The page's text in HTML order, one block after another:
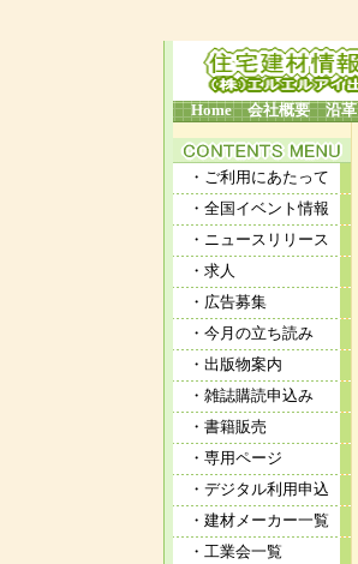
Home 会社概要 沿革
・ご利用にあたって
・全国イベント情報
・ニュースリリース
・求人
・広告募集
・今月の立ち読み
・出版物案内
・雑誌購読申込み
・書籍販売
・専用ページ
・デジタル利用申込
・建材メーカー一覧
・工業会一覧